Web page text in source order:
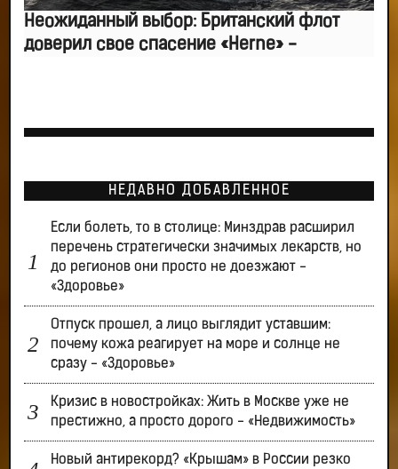
Неожиданный выбор: Британский флот
доверил свое спасение «Herne» -
НЕДАВНО ДОБАВЛЕННОЕ
Если болеть, то в столице: Минздрав расширил
перечень стратегически значимых лекарств, но
до регионов они просто не доезжают -
«Здоровье»
Отпуск прошел, а лицо выглядит уставшим:
почему кожа реагирует на море и солнце не
сразу - «Здоровье»
Кризис в новостройках: Жить в Москве уже не
престижно, а просто дорого - «Недвижимость»
Новый антирекорд? «Крышам» в России резко